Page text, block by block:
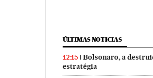
ÚLTIMAS NOTICIAS
12:15
Bolsonaro, a
estratégia